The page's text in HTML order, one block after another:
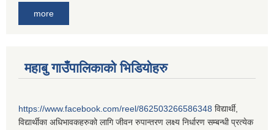
more
महाबु गाउँपालिकाको भिडियोहरु
https://www.facebook.com/reel/862503266586348 विद्यार्थी,
विद्यार्थीका अधिभावकहरुको लागि जीवन रुपान्तरण लक्ष्य निर्धारण सम्बन्धी प्रत्येक